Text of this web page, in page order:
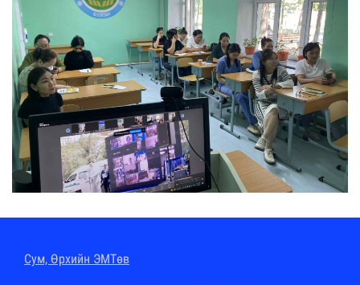
Cум, Өрхийн ЭМТөв